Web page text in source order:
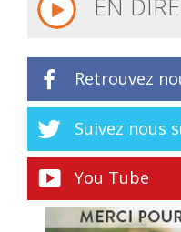
EN
Retrouvez
Suivez nous
You Tube